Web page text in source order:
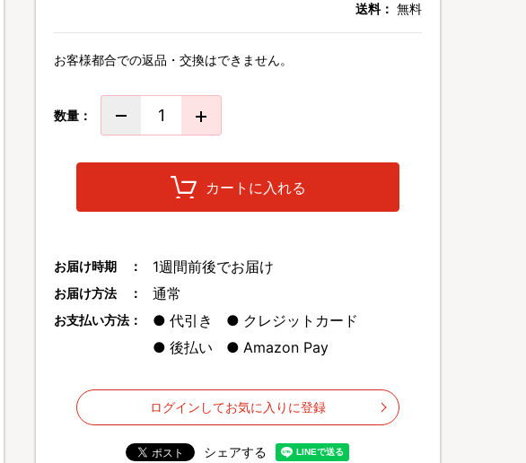
送料： 無料
お客様都合での返品・交換はできません。
数量：
カートに入れる
お届け時期 ： 1週間前後でお届け
お届け方法 ： 通常
お支払い方法： 代引き
クレジットカード
後払い
Amazon Pay
ログインしてお気に入りに登録
シェアする